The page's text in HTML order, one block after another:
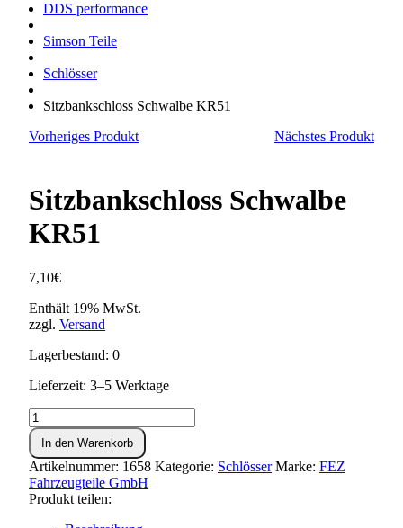
DDS performance
Simson Teile
Schlösser
Sitzbankschloss Schwalbe KR51
Vorheriges Produkt
Nächstes Produkt
Sitzbankschloss Schwalbe
KR51
7,10€
Enthält 19% MwSt.
zzgl. Versand
Lagerbestand: 0
Lieferzeit: 3–5 Werktage
Sitzbankschloss
Schwalbe
KR51
Menge
In den Warenkorb
Artikelnummer: 1658 Kategorie: Schlösser Marke: FEZ
Fahrzeugteile GmbH
Produkt teilen: